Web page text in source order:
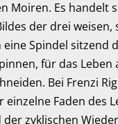
Moiren. Es handelt
der drei weisen,
eine Spindel sitzend
für das Leben
Bei Frenzi
einzelne Faden des
zyklischen